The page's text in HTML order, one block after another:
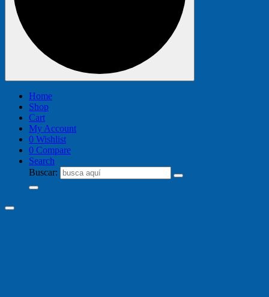
Home
Shop
Cart
My Account
0 Wishlist
0 Compare
Search
Buscar: